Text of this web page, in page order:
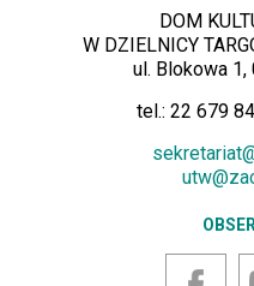
DOM
W DZIELNICY
ul. Blokowa
tel.: 22 679